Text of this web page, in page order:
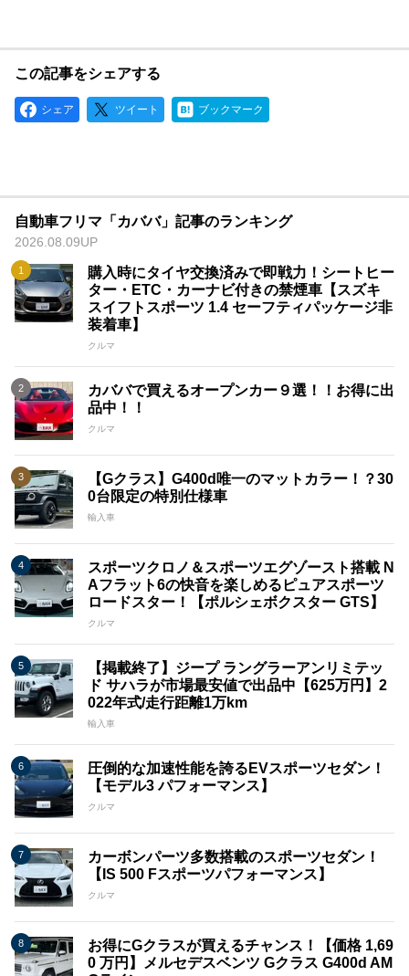
この記事をシェアする
シェア ツイート ブックマーク
自動車フリマ「カババ」記事のランキング
2026.08.09UP
購入時にタイヤ交換済みで即戦力！シートヒー
ター・ETC・カーナビ付きの禁煙車【スズキ
スイフトスポーツ 1.4 セーフティパッケージ非
装着車】
クルマ
カババで買えるオープンカー９選！！お得に出
品中！！
クルマ
【Gクラス】G400d唯一のマットカラー！？30
0台限定の特別仕様車
輸入車
スポーツクロノ＆スポーツエグゾースト搭載 N
Aフラット6の快音を楽しめるピュアスポーツ
ロードスター！【ポルシェボクスター GTS】
クルマ
【掲載終了】ジープ ラングラーアンリミテッ
ド サハラが市場最安値で出品中【625万円】2
022年式/走行距離1万km
輸入車
圧倒的な加速性能を誇るEVスポーツセダン！
【モデル3 パフォーマンス】
クルマ
カーボンパーツ多数搭載のスポーツセダン！
【IS 500 Fスポーツパフォーマンス】
クルマ
お得にGクラスが買えるチャンス！【価格 1,69
0 万円】メルセデスベンツ Gクラス G400d AM